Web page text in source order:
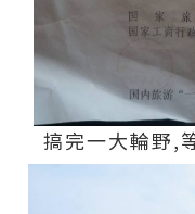
搞完一大輪野,